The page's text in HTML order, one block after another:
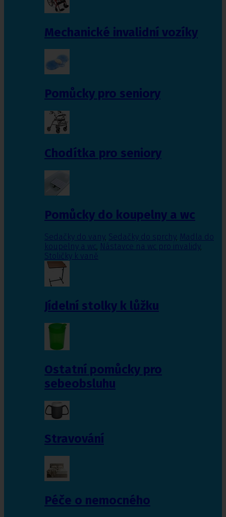
Mechanické invalidní vozíky
Pomůcky pro seniory
Chodítka pro seniory
Pomůcky do koupelny a wc
Sedačky do vany, Sedačky do sprchy, Madla do
koupelny a wc, Nástavce na wc pro invalidy,
Stoličky k vaně
Jídelní stolky k lůžku
Ostatní pomůcky pro
sebeobsluhu
Stravování
Péče o nemocného